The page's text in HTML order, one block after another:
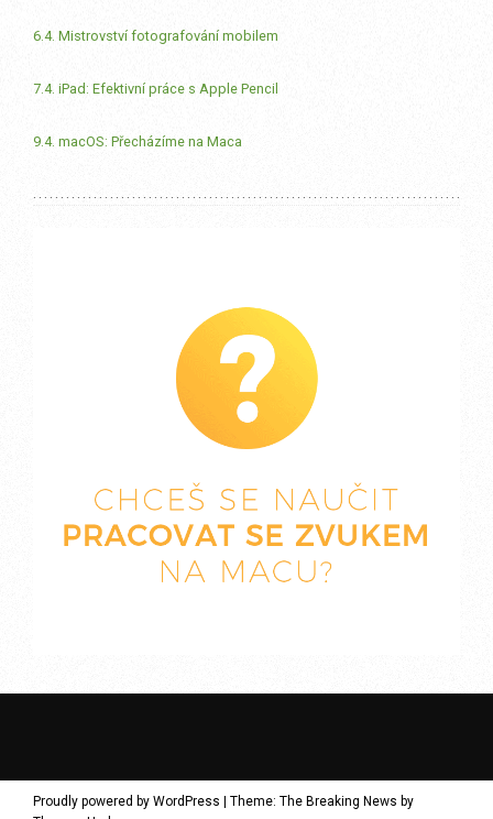
6.4. Mistrovství fotografování mobilem
7.4. iPad: Efektivní práce s Apple Pencil
9.4. macOS: Přecházíme na Maca
Proudly powered by WordPress
Theme: The Breaking News by